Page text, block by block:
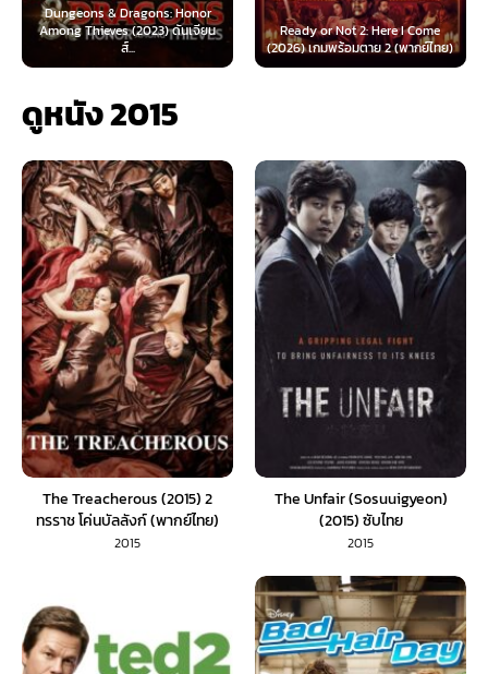
Ready or Not 2: Here I Come
(2026) เกมพร้อมตาย 2 (พากย์ไทย)
Now You See Me: Now You Don’t
(2025) อาชญากลปล้นโลก...
ดูหนัง 2015
The Treacherous (2015) 2
ทรราช โค่นบัลลังก์ (พากย์ไทย)
2015
The Unfair (Sosuuigyeon)
(2015) ซับไทย
2015